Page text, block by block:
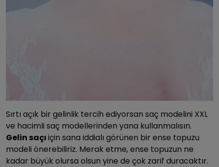
Sırtı açık bir gelinlik tercih ediyorsan saç modelini XXL
ve hacimli saç modellerinden yana kullanmalısın.
Gelin saçıiçin sana iddialı görünen bir ense topuzu
modeli önerebiliriz. Merak etme, ense topuzun ne
kadar büyük olursa olsun yine de çok zarif duracaktır.